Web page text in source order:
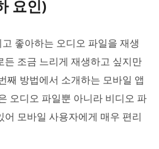
요인)
좋아하는 오디오 파일을 재생
든 조금 느리게 재생하고 싶지만
째 방법에서 소개하는 모바일 앱
오디오 파일뿐 아니라 비디오 파
어 모바일 사용자에게 매우 편리